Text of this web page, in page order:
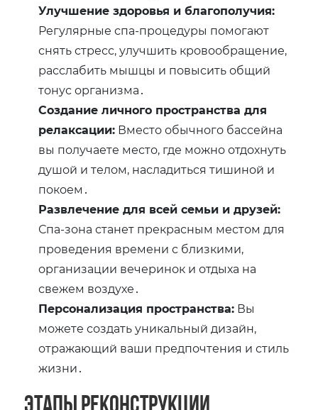
Улучшение здоровья и благополучия:
Регулярные спа-процедуры помогают
снять стресс, улучшить кровообращение,
расслабить мышцы и повысить общий
тонус организма․
Создание личного пространства для
релаксации: Вместо обычного бассейна
вы получаете место, где можно отдохнуть
душой и телом, насладиться тишиной и
покоем․
Развлечение для всей семьи и друзей:
Спа-зона станет прекрасным местом для
проведения времени с близкими,
организации вечеринок и отдыха на
свежем воздухе․
Персонализация пространства: Вы
можете создать уникальный дизайн,
отражающий ваши предпочтения и стиль
жизни․
Этапы реконструкции